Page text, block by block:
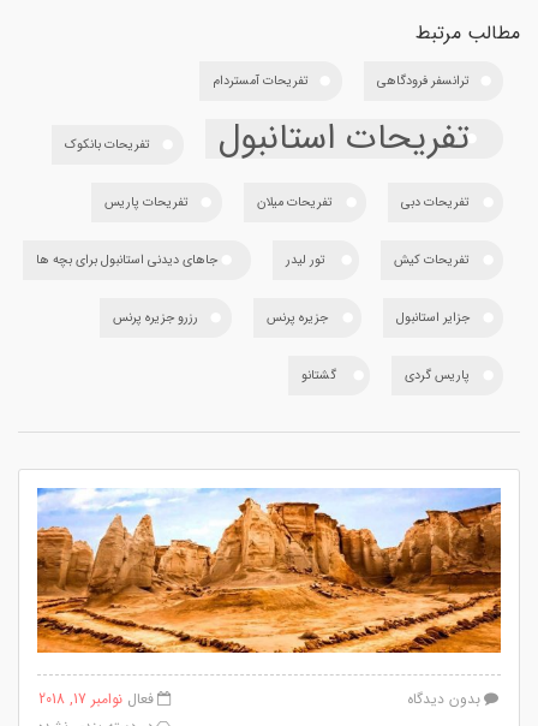
مطالب مرتبط
ترانسفر فرودگاهی تفریحات آمستردام
تفریحات استانبول تفریحات بانکوک
تفریحات دبی تفریحات میلان تفریحات پاریس
تفریحات کیش تور لیدر جاهای دیدنی استانبول برای بچه ها
جزایر استانبول جزیره پرنس رزرو جزیره پرنس
پاریس گردی گشتانو
فعال نوامبر 17, 2018
بدون دیدگاه